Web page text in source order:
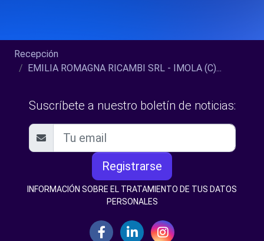
Recepción
EMILIA ROMAGNA RICAMBI SRL - IMOLA (C)...
Suscríbete a nuestro boletín de noticias:
Registrarse
INFORMACIÓN SOBRE EL TRATAMIENTO DE TUS DATOS
PERSONALES